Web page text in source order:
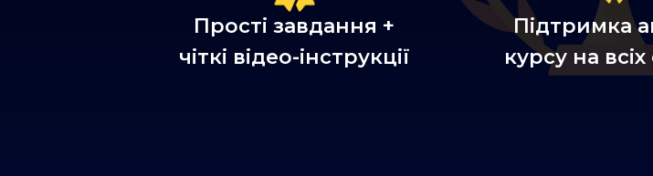
Прості завдання +
чіткі відео-інструкції
Підтримка
курсу на